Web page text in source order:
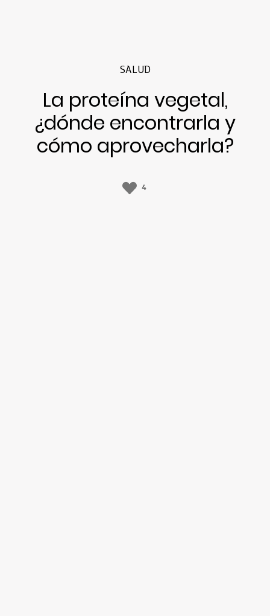
SALUD
La proteína vegetal,
¿dónde encontrarla y
cómo aprovecharla?
4